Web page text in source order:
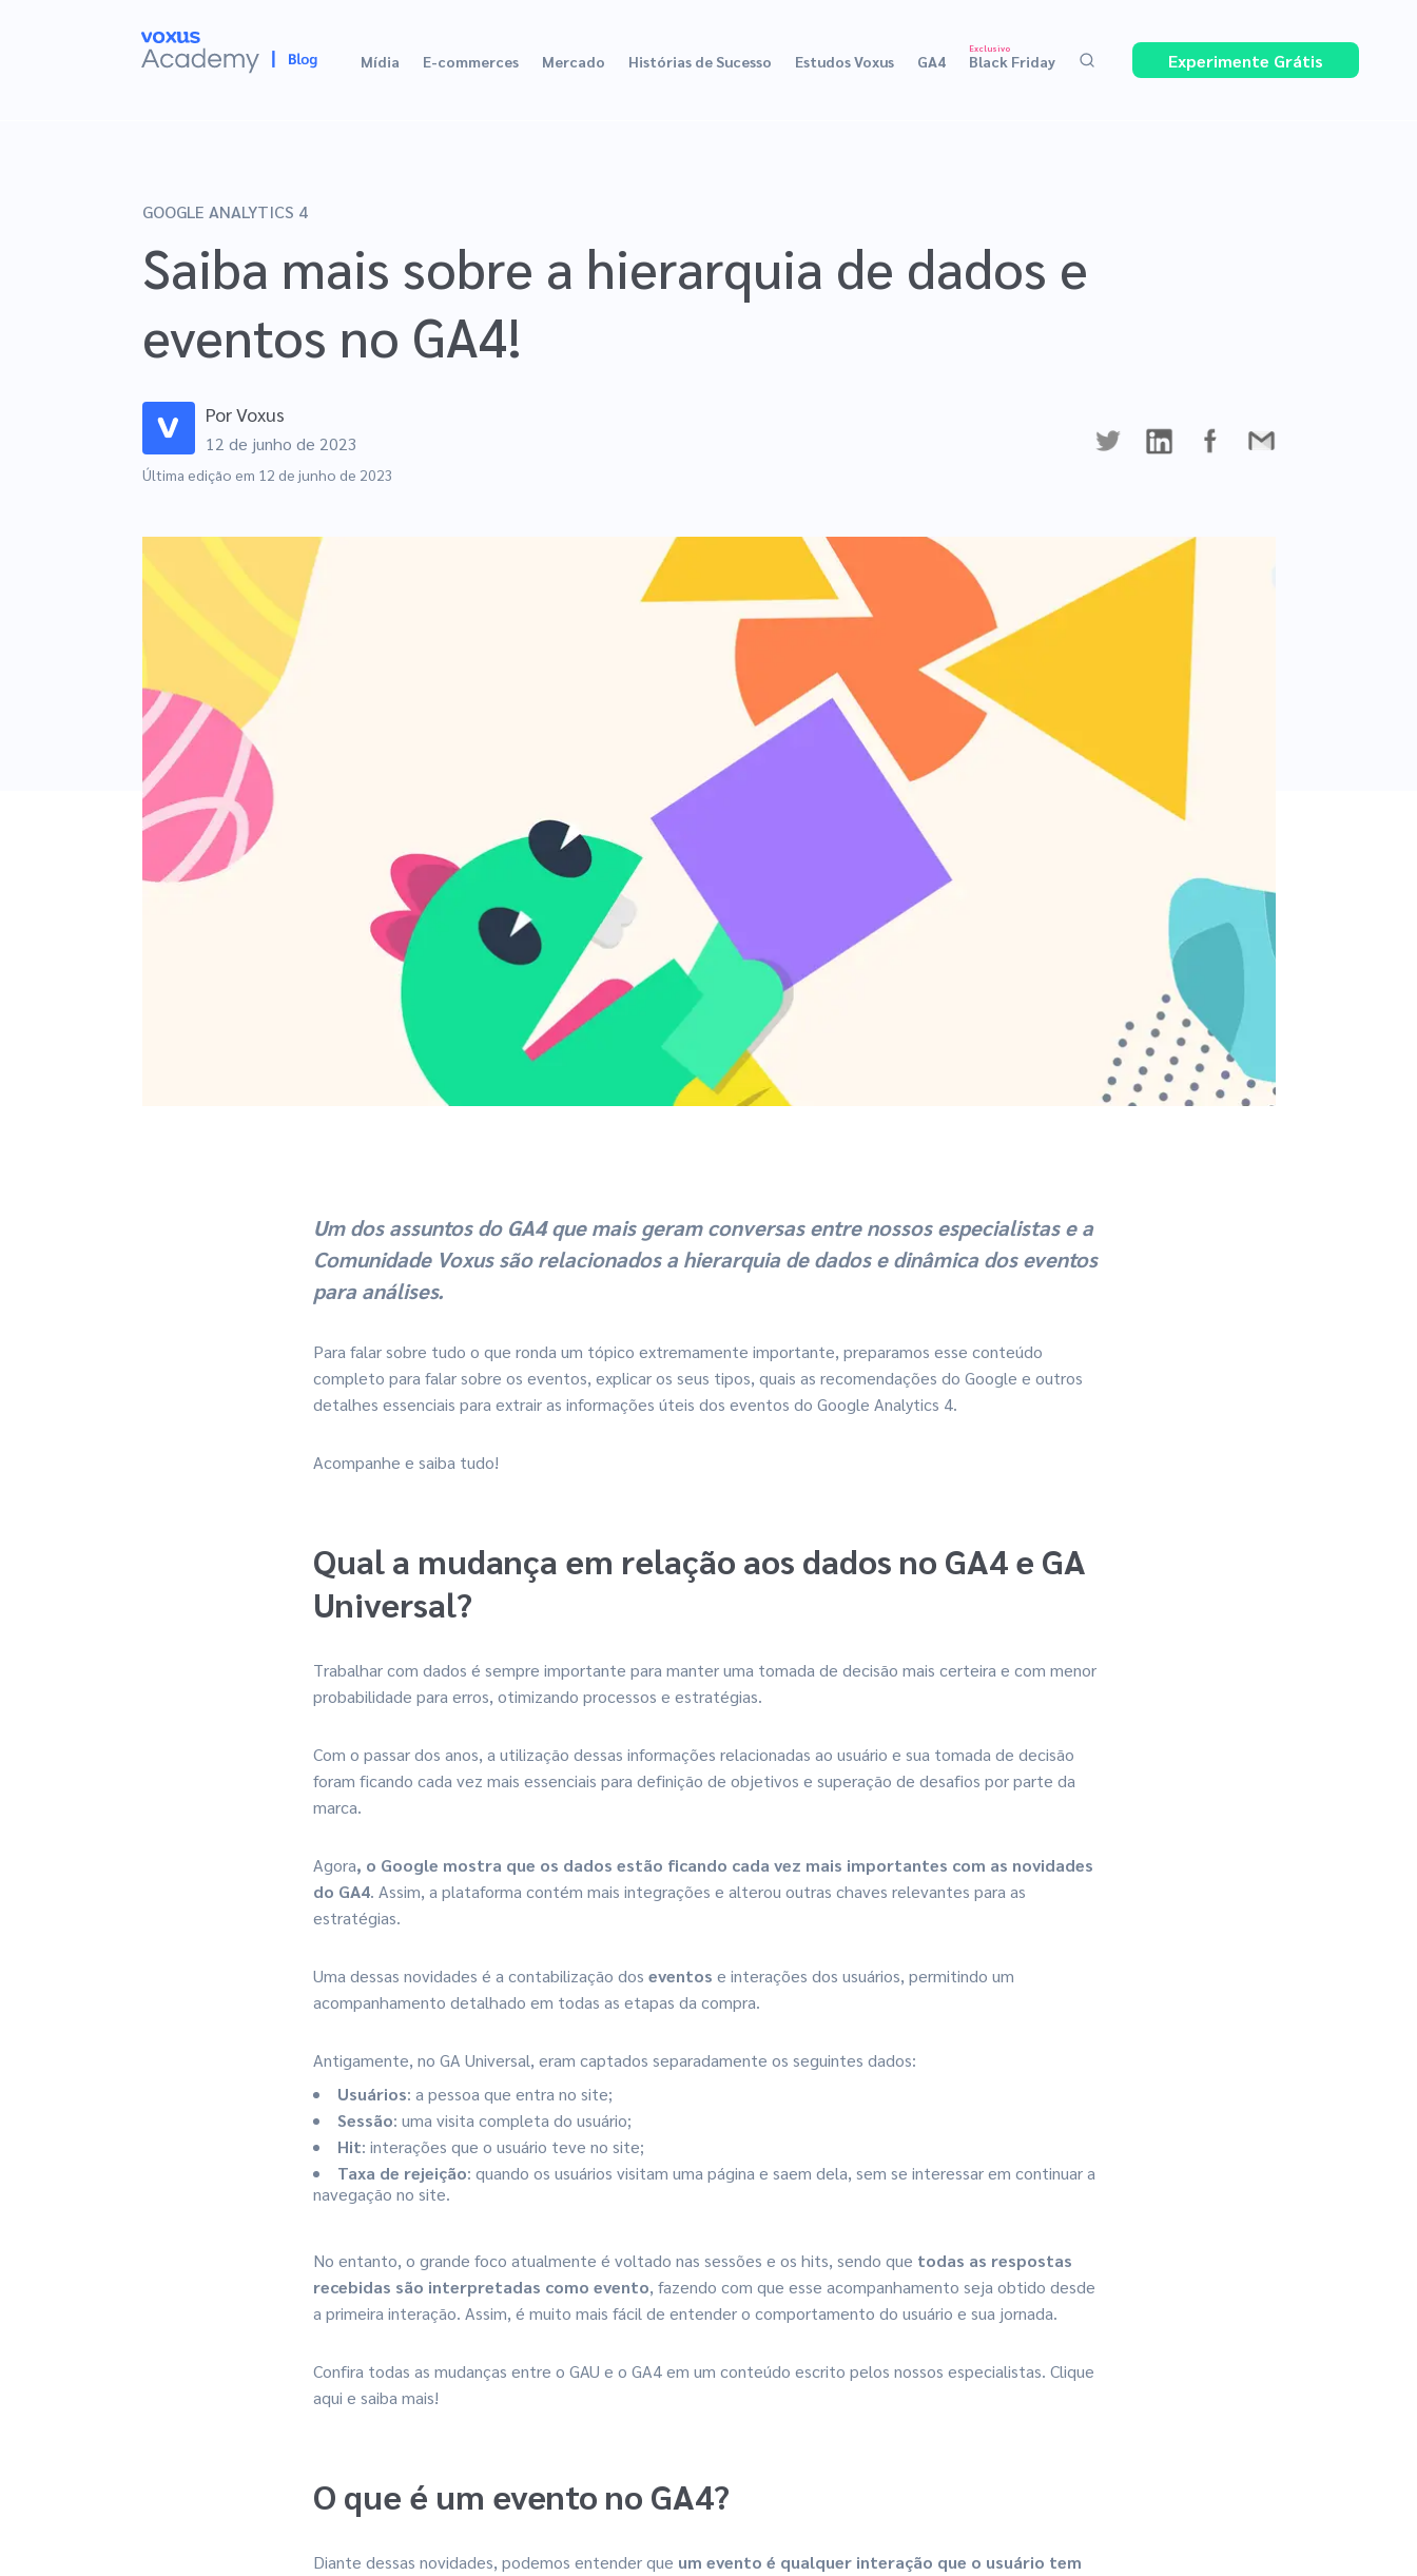
Mídia E-commerces Mercado Histórias de Sucesso Estudos Voxus GA4
Exclusivo
Black Friday Experimente Grátis
GOOGLE ANALYTICS 4
Saiba mais sobre a hierarquia de dados e
eventos no GA4!
PorVoxus
12 de junho de 2023
Última edição em 12 de junho de 2023
Um dos assuntos do GA4 que mais geram conversas entre nossos especialistas e a
Comunidade Voxus são relacionados a hierarquia de dados e dinâmica dos eventos
para análises.
Para falar sobre tudo o que ronda um tópico extremamente importante, preparamos esse conteúdo
completo para falar sobre os eventos, explicar os seus tipos, quais as recomendações do Google e outros
detalhes essenciais para extrair as informações úteis dos eventos do Google Analytics 4.
Acompanhe e saiba tudo!
Qual a mudança em relação aos dados no GA4 e GA
Universal?
Trabalhar com dados é sempre importante para manter uma tomada de decisão mais certeira e com menor
probabilidade para erros, otimizando processos e estratégias.
Com o passar dos anos, a utilização dessas informações relacionadas ao usuário e sua tomada de decisão
foram ficando cada vez mais essenciais para definição de objetivos e superação de desafios por parte da
marca.
Agora, o Google mostra que os dados estão ficando cada vez mais importantes com as novidades
do GA4. Assim, a plataforma contém mais integrações e alterou outras chaves relevantes para as
estratégias.
Uma dessas novidades é a contabilização dos eventos e interações dos usuários, permitindo um
acompanhamento detalhado em todas as etapas da compra.
Antigamente, no GA Universal, eram captados separadamente os seguintes dados:
Usuários: a pessoa que entra no site;
Sessão: uma visita completa do usuário;
Hit: interações que o usuário teve no site;
Taxa de rejeição: quando os usuários visitam uma página e saem dela, sem se interessar em continuar a
navegação no site.
No entanto, o grande foco atualmente é voltado nas sessões e os hits, sendo que todas as respostas
recebidas são interpretadas como evento, fazendo com que esse acompanhamento seja obtido desde
a primeira interação. Assim, é muito mais fácil de entender o comportamento do usuário e sua jornada.
Confira todas as mudanças entre o GAU e o GA4 em um conteúdo escrito pelos nossos especialistas. Clique
aqui e saiba mais!
O que é um evento no GA4?
Diante dessas novidades, podemos entender que um evento é qualquer interação que o usuário tem